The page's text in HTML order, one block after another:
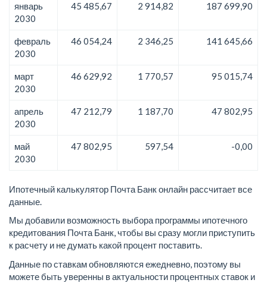
январь
2030
45 485,67 2 914,82 187 699,90
февраль
2030
46 054,24 2 346,25 141 645,66
март
2030
46 629,92 1 770,57 95 015,74
апрель
2030
47 212,79 1 187,70 47 802,95
май
2030
47 802,95 597,54 -0,00
Ипотечный калькулятор Почта Банк онлайн рассчитает все
данные.
Мы добавили возможность выбора программы ипотечного
кредитования Почта Банк, чтобы вы сразу могли приступить
к расчету и не думать какой процент поставить.
Данные по ставкам обновляются ежедневно, поэтому вы
можете быть уверенны в актуальности процентных ставок и